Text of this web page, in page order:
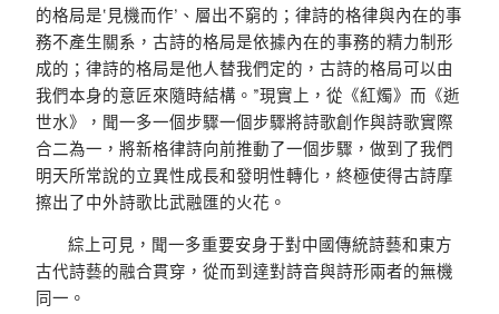
的格局是‘見機而作’、層出不窮的；律詩的格律與內在的事
務不產生關系，古詩的格局是依據內在的事務的精力制形
成的；律詩的格局是他人替我們定的，古詩的格局可以由
我們本身的意匠來隨時結構。”現實上，從《紅燭》而《逝
世水》，聞一多一個步驟一個步驟將詩歌創作與詩歌實際
合二為一，將新格律詩向前推動了一個步驟，做到了我們
明天所常說的立異性成長和發明性轉化，終極使得古詩摩
擦出了中外詩歌比武融匯的火花。
綜上可見，聞一多重要安身于對中國傳統詩藝和東方
古代詩藝的融合貫穿，從而到達對詩音與詩形兩者的無機
同一。